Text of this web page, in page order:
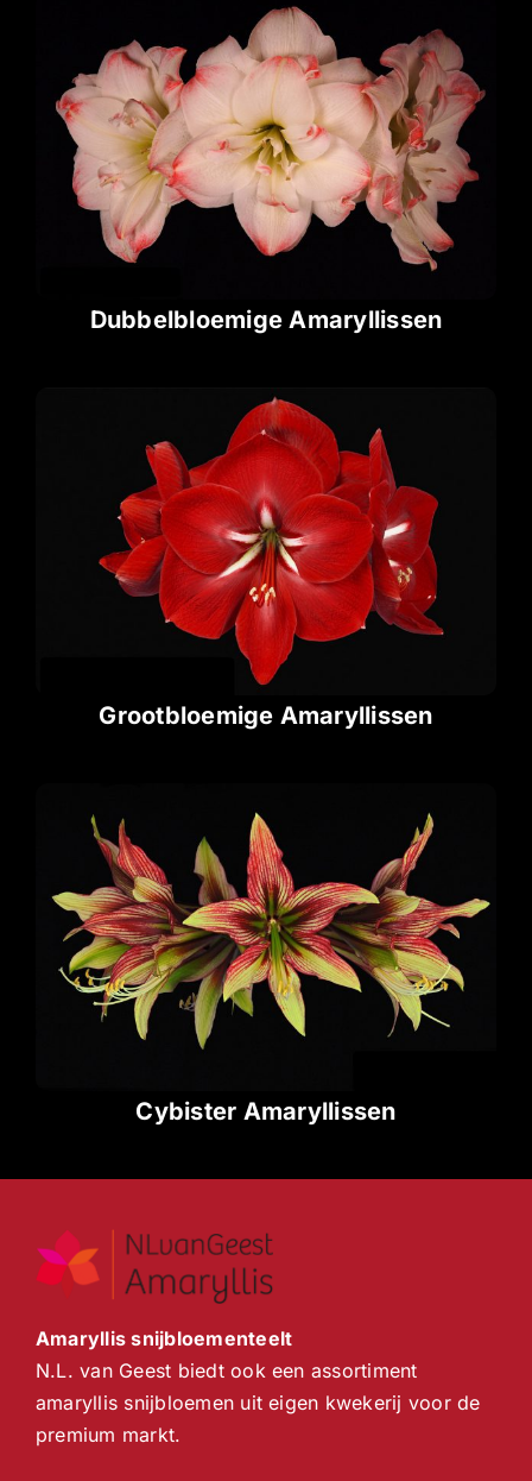
Dubbelbloemige Amaryllissen
Grootbloemige Amaryllissen
Cybister Amaryllissen
Amaryllis snijbloementeelt
N.L. van Geest biedt ook een assortiment
amaryllis snijbloemen uit eigen kwekerij voor de
premium markt.